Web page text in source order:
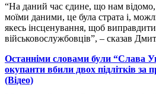
“На даний час єдине, що нам відомо,
моїми даними, це була страта і,
якесь інсценування, щоб виправдити
військовослужбовців”, – сказав
Останніми словами були “Слава
окупанти вбили двох підлітків за
(Відео)